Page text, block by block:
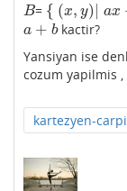
B
B = {
{ (x, y)
(x,y) ax
ax+
a + b
a+b
kactir?
Yansiyan ise
cozum yapilmis
kartezyen-